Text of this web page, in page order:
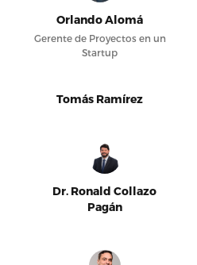
Orlando Alomá
Gerente de Proyectos en un
Startup
Tomás Ramírez
Dr. Ronald Collazo
Pagán